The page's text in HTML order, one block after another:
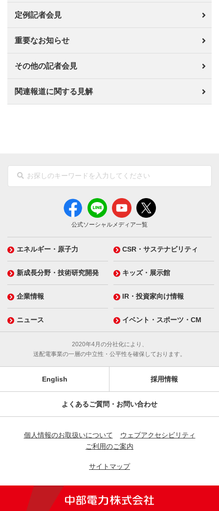
定例記者会見
重要なお知らせ
その他の記者会見
関連報道に関する見解
公式ソーシャルメディア一覧
エネルギー・原子力 CSR・サステナビリティ
新成長分野・技術研究開発 キッズ・展示館
企業情報 IR・投資家向け情報
ニュース イベント・スポーツ・CM
2020年4月の分社化により、
送配電事業の一層の中立性・公平性を確保しております。
English 採用情報
よくあるご質問・お問い合わせ
個人情報のお取扱いについて
ウェブアクセシビリティ
ご利用のご案内
サイトマップ